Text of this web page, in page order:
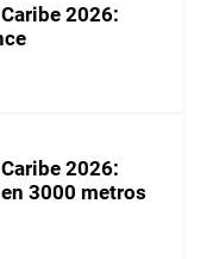
2026:
2026:
3000 metros